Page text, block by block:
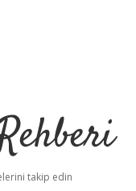
takip edin